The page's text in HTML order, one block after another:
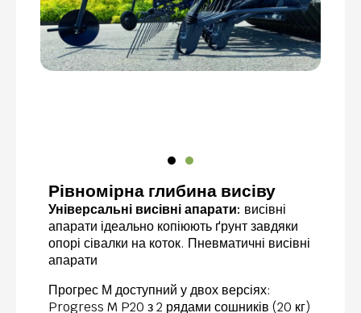
Рівномірна глибина висіву
Універсальні висівні апарати: висівні
апарати ідеально копіюють ґрунт завдяки
опорі сівалки на коток. Пневматичні висівні
апарати
Прогрес М доступний у двох версіях:
Progress M P20 з 2 рядами сошників (20 кг)